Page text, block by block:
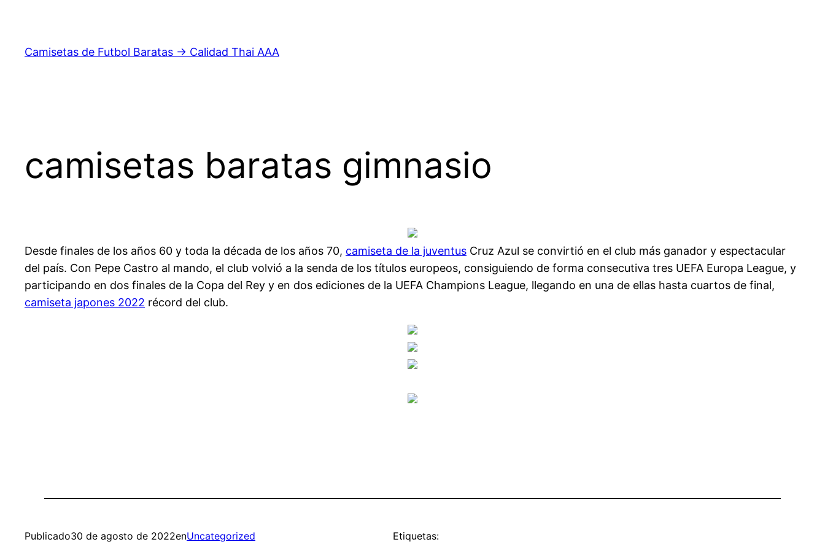
contenido
Camisetas de Futbol Baratas → Calidad Thai AAA
camisetas baratas gimnasio
Desde finales de los años 60 y toda la década de los años 70, camiseta de la juventus Cruz Azul se convirtió en el club más ganador y espectacular
del país. Con Pepe Castro al mando, el club volvió a la senda de los títulos europeos, consiguiendo de forma consecutiva tres UEFA Europa League, y
participando en dos finales de la Copa del Rey y en dos ediciones de la UEFA Champions League, llegando en una de ellas hasta cuartos de final,
camiseta japones 2022 récord del club.
Publicado30 de agosto de 2022enUncategorized Etiquetas: